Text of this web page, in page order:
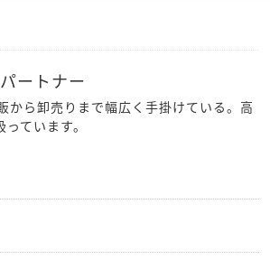
ートナー
ら卸売りまで幅広く手掛けている。高
ています。